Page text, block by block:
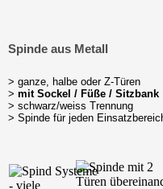
> ganze, halbe oder Z-Türen
> mit Sockel / Füße / Sitzbank
> schwarz/weiss Trennung
> Spinde für jeden
Spinde aus Metall